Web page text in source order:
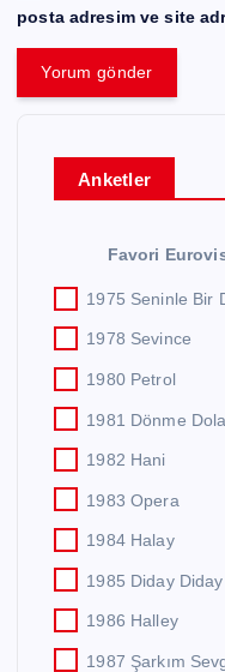
posta adresim ve site
Anketler
Favori
1975 Seninle Bir
1978 Sevince
1980 Petrol
1981 Dönme
1982 Hani
1983 Opera
1984 Halay
1985 Diday Diday
1986 Halley
1987 Şarkım